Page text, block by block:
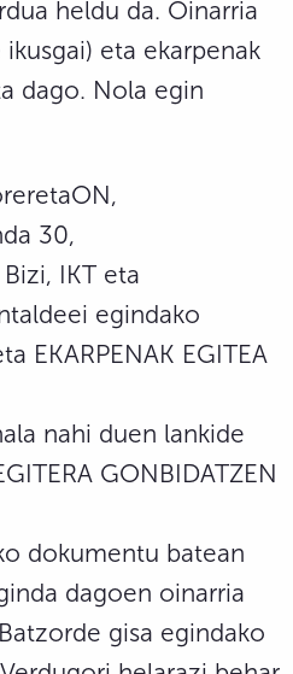
heldu da. Oinarria
ikusgai) eta ekarpenak
dago. Nola egin
30,
IKT eta
egindako
EKARPENAK EGITEA
nahi duen lankide
GONBIDATZEN
dokumentu batean
dagoen oinarria
gisa egindako